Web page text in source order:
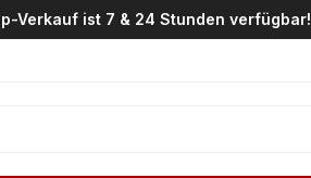
Verkauf ist 7 & 24 Stunden verfügbar!